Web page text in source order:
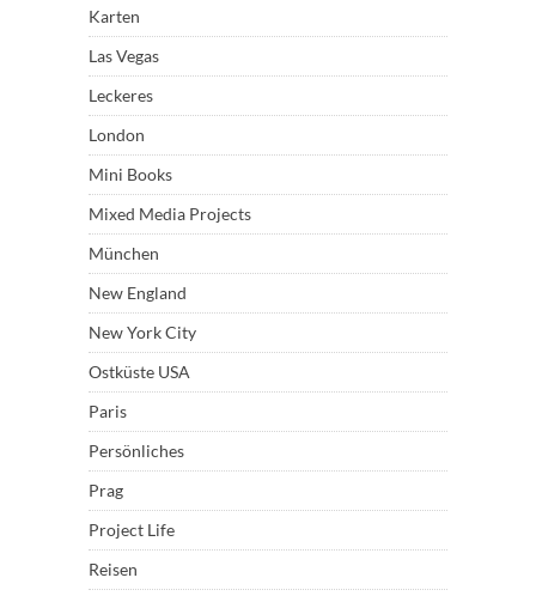
Karten
Las Vegas
Leckeres
London
Mini Books
Mixed Media Projects
München
New England
New York City
Ostküste USA
Paris
Persönliches
Prag
Project Life
Reisen